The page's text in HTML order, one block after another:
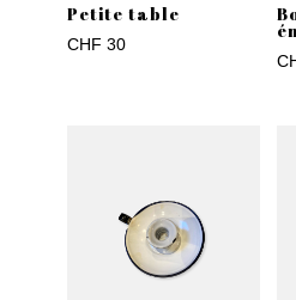
Petite table
CHF 30